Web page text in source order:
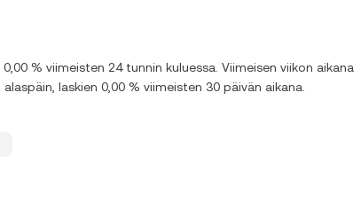
% viimeisten 24 tunnin kuluessa. Viimeisen viikon aikana
laskien 0,00 % viimeisten 30 päivän aikana.